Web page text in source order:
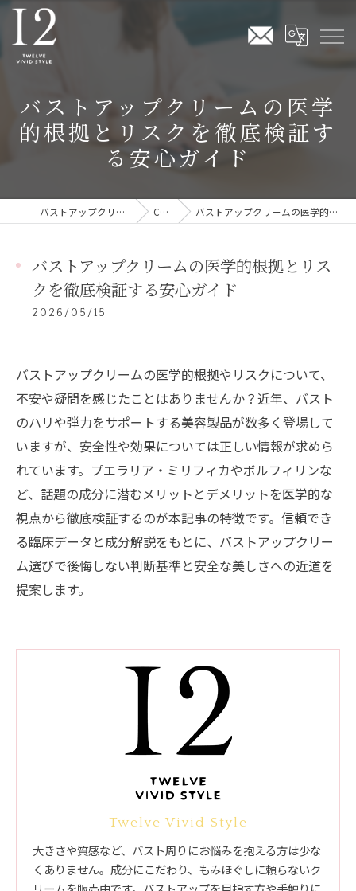
バストアップクリームの医学
的根拠とリスクを徹底検証す
る安心ガイド
バストアップクリームならTwelve Vivid Style COLUMN バストアップクリームの医学的根拠とリスクを徹底検証する安心ガイド
バストアップクリームの医学的根拠とリス
クを徹底検証する安心ガイド
2026/05/15
バストアップクリームの医学的根拠やリスクについて、
不安や疑問を感じたことはありませんか？近年、バスト
のハリや弾力をサポートする美容製品が数多く登場して
いますが、安全性や効果については正しい情報が求めら
れています。プエラリア・ミリフィカやボルフィリンな
ど、話題の成分に潜むメリットとデメリットを医学的な
視点から徹底検証するのが本記事の特徴です。信頼でき
る臨床データと成分解説をもとに、バストアップクリー
ム選びで後悔しない判断基準と安全な美しさへの近道を
提案します。
Twelve Vivid Style
大きさや質感など、バスト周りにお悩みを抱える方は少な
くありません。成分にこだわり、もみほぐしに頼らないク